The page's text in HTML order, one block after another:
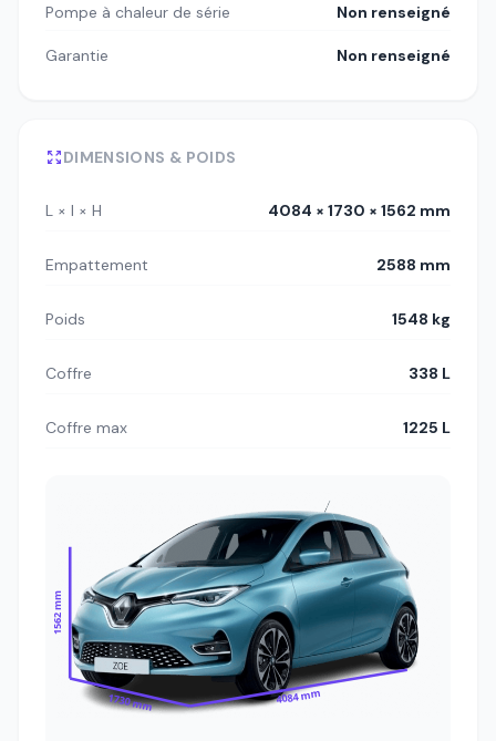
Pompe à chaleur de série Non renseigné
Garantie Non renseigné
DIMENSIONS & POIDS
L × l × H 4084 × 1730 × 1562 mm
Empattement 2588 mm
Poids 1548 kg
Coffre 338 L
Coffre max 1225 L
1562 mm
1730 mm 4084 mm